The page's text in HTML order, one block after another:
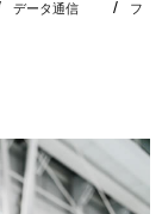
データ通信 フ